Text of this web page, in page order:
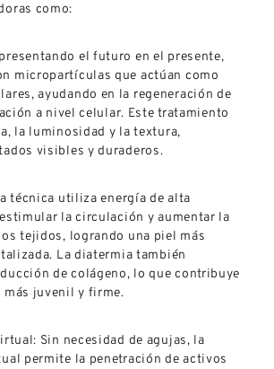
como:
el futuro en el presente,
micropartículas que actúan como
ayudando en la regeneración de
a nivel celular. Este tratamiento
la luminosidad y la textura,
visibles y duraderos.
técnica utiliza energía de alta
la circulación y aumentar la
tejidos, logrando una piel más
La diatermia también
de colágeno, lo que contribuye
más juvenil y firme.
Sin necesidad de agujas, la
permite la penetración de activos